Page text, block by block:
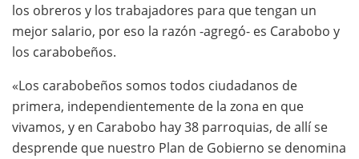
los obreros y los trabajadores para que tengan un
mejor salario, por eso la razón -agregó- es Carabobo y
los carabobeños.
«Los carabobeños somos todos ciudadanos de
primera, independientemente de la zona en que
vivamos, y en Carabobo hay 38 parroquias, de allí se
desprende que nuestro Plan de Gobierno se denomina